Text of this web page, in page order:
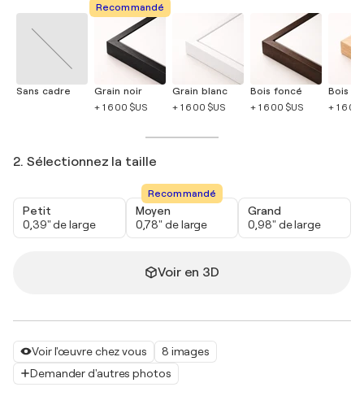
Voir l'œuvre chez vous
8 images
Demander d'autres photos
Sans cadre
Recommandé
Grain noir
+ 1 600 $US
Grain blanc
+ 1 600 $US
Bois foncé
+ 1 600 $US
Bois
+ 1 600
2. Sélectionnez la taille
Petit
0,39" de large
Recommandé
Moyen
0,78" de large
Grand
0,98" de large
Voir en 3D